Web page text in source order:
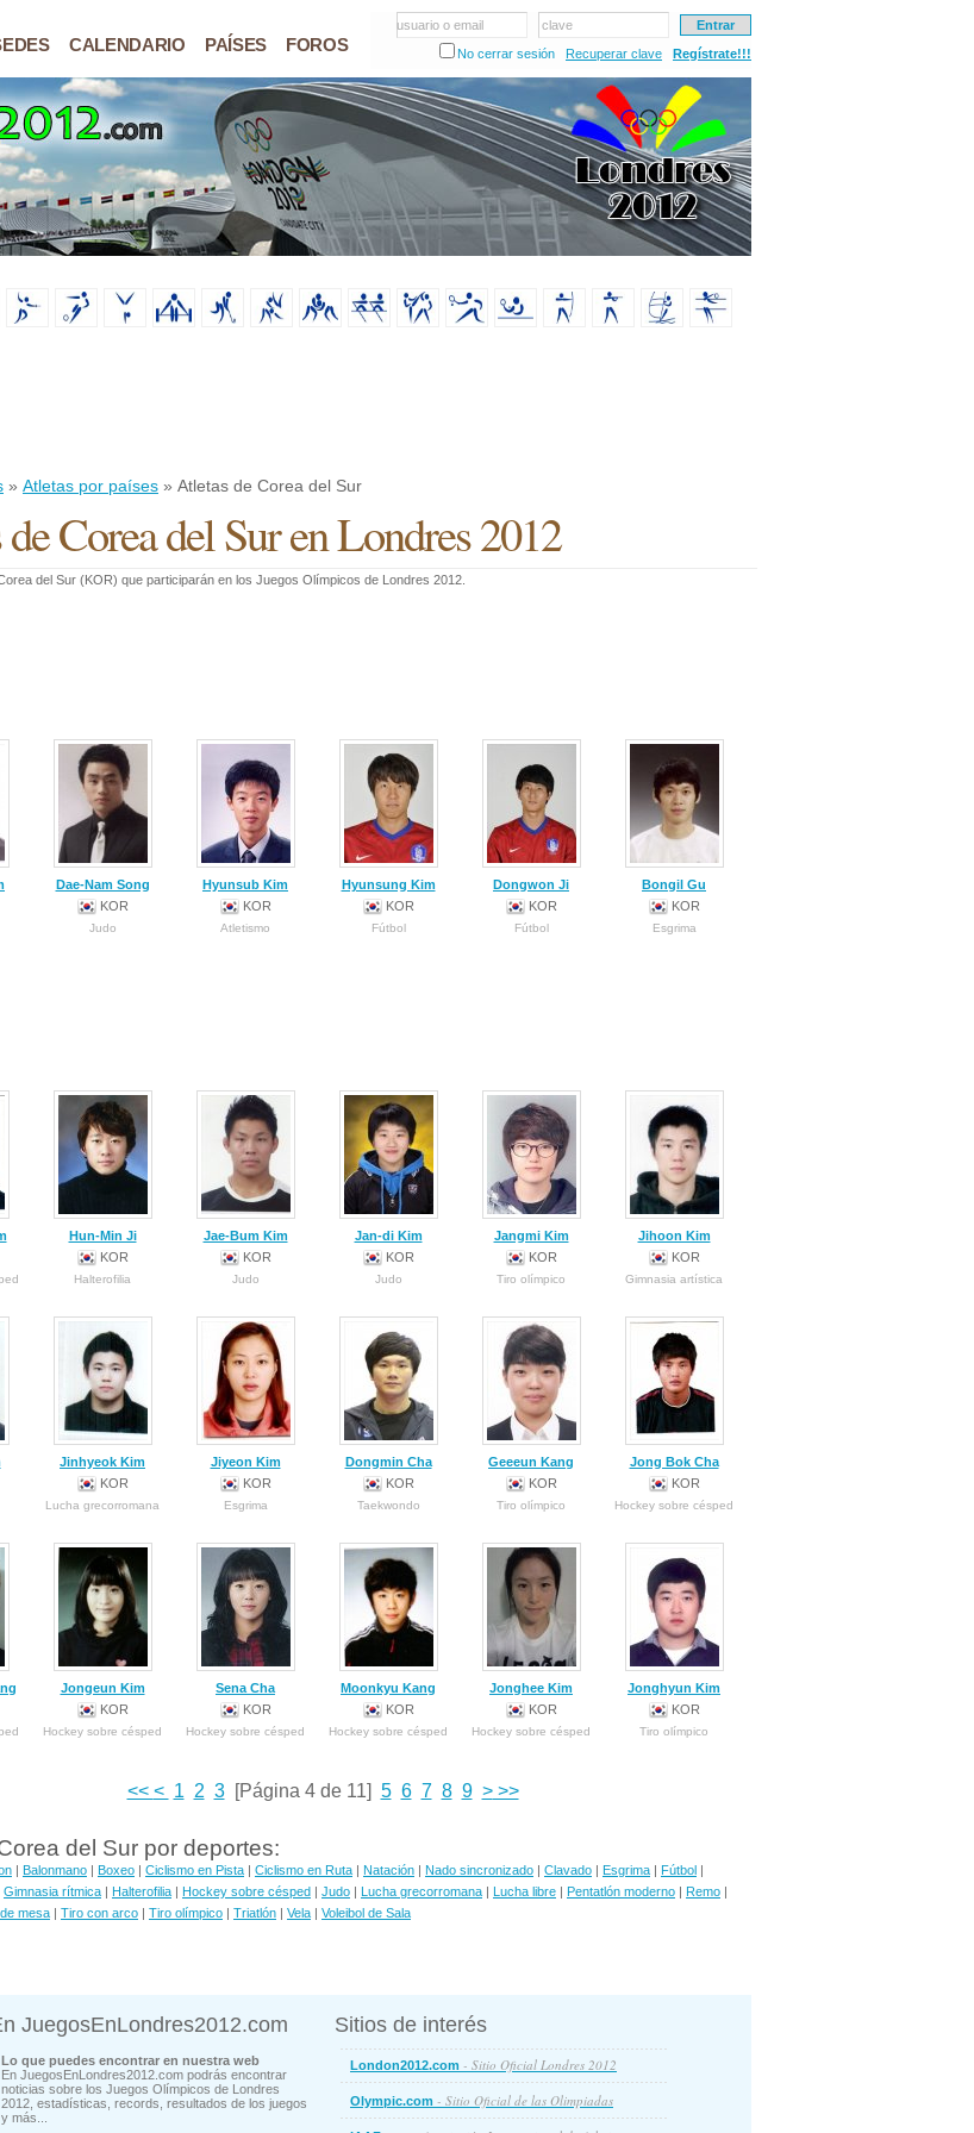
CALENDARIO PAÍSES FOROS
usuario o email
clave
No cerrar sesión
Recuperar clave Regístrate!!!
» Atletas por países » Atletas de Corea del Sur
Corea del Sur en Londres 2012
del Sur (KOR) que participarán en los Juegos Olímpicos de Londres 2012.
Dae-Nam Song
KOR
Judo
Hyunsub Kim
KOR
Atletismo
Hyunsung Kim
KOR
Fútbol
Dongwon Ji
KOR
Fútbol
Bongil Gu
KOR
Esgrima
Hun-Min Ji
KOR
Halterofilia
Jae-Bum Kim
KOR
Judo
Jan-di Kim
KOR
Judo
Jangmi Kim
KOR
Tiro olímpico
Jihoon Kim
KOR
Gimnasia artística
Jinhyeok Kim
KOR
Lucha grecorromana
Jiyeon Kim
KOR
Esgrima
Dongmin Cha
KOR
Taekwondo
Geeeun Kang
KOR
Tiro olímpico
Jong Bok Cha
KOR
Hockey sobre césped
Jongeun Kim
KOR
Hockey sobre césped
Sena Cha
KOR
Hockey sobre césped
Moonkyu Kang
KOR
Hockey sobre césped
Jonghee Kim
KOR
Hockey sobre césped
Jonghyun Kim
KOR
Tiro olímpico
<< < 1 2 3 [Página 4 de 11] 5 6 7 8 9 >>>
del Sur por deportes:
| Balonmano | Boxeo | Ciclismo en Pista | Ciclismo en Ruta | Natación | Nado sincronizado | Clavado | Esgrima | Fútbol |
Gimnasia rítmica | Halterofilia | Hockey sobre césped | Judo | Lucha grecorromana | Lucha libre | Pentatlón moderno | Remo |
mesa | Tiro con arco | Tiro olímpico | Triatlón | Vela | Voleibol de Sala
JuegosEnLondres2012.com
Lo que puedes encontrar en nuestra web
En JuegosEnLondres2012.com podrás encontrar
noticias sobre los Juegos Olímpicos de Londres
2012, estadísticas, records, resultados de los juegos
y más...
Sitios de interés
London2012.com - Sitio Oficial Londres 2012
Olympic.com - Sitio Oficial de las Olimpiadas